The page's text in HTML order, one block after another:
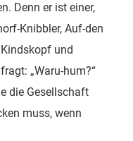
Denn er ist einer,
Knibbler, Auf-den
und
„Waru-hum?“
die Gesellschaft
muss, wenn